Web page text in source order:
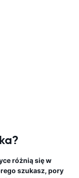
różnią się w
szukasz, pory